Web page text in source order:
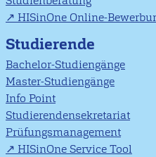
HISinOne Online-
Studierende
Bachelor-Studiengänge
Master-Studiengänge
Info Point
Studierendensekretariat
Prüfungsmanagement
HISinOne Service Tool